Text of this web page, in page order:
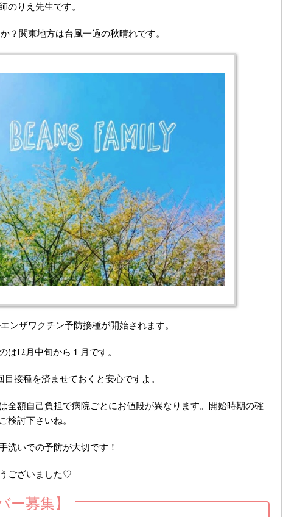
のりえ先生です。
？関東地方は台風一過の秋晴れです。
ンザワクチン予防接種が開始されます。
12月中旬から１月です。
目接種を済ませておくと安心ですよ。
全額自己負担で病院ごとにお値段が異なります。開始時期の確
検討下さいね。
洗いでの予防が大切です！
ございました♡
ー募集】